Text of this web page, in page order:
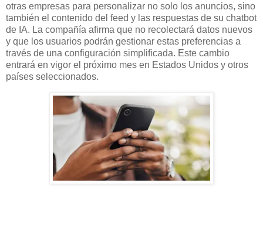
otras empresas para personalizar no solo los anuncios, sino
también el contenido del feed y las respuestas de su chatbot
de IA. La compañía afirma que no recolectará datos nuevos
y que los usuarios podrán gestionar estas preferencias a
través de una configuración simplificada. Este cambio
entrará en vigor el próximo mes en Estados Unidos y otros
países seleccionados.